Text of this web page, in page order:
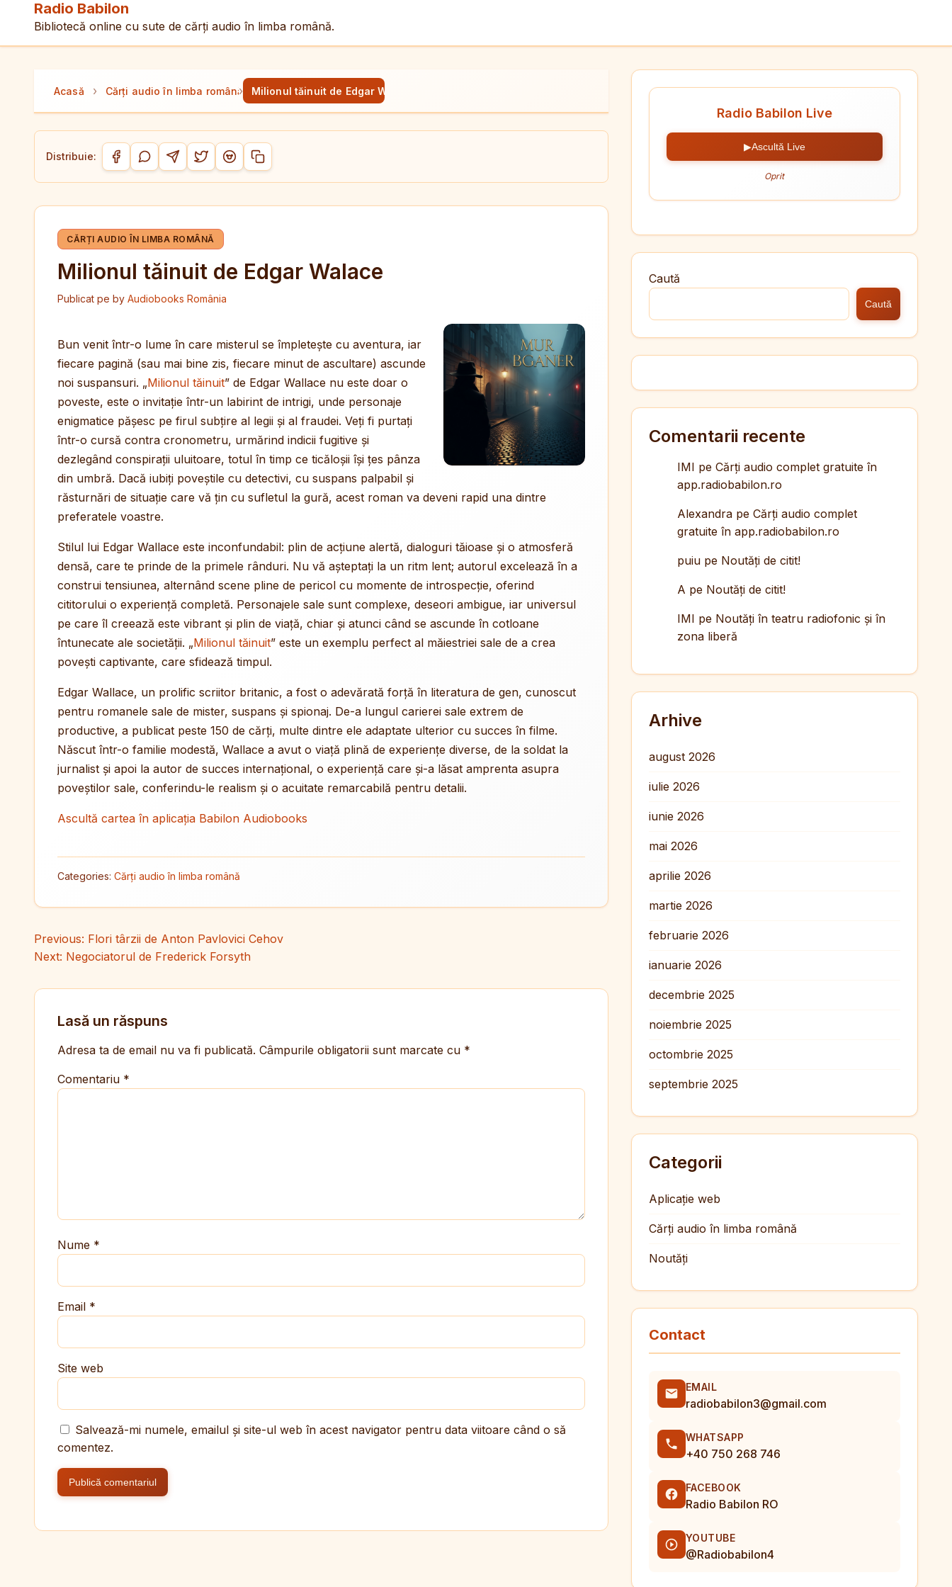
Radio Babilon
Bibliotecă online cu sute de cărți audio în limba română.
Acasă › Cărți audio în limba română
› Milionul tăinuit de Edgar Walace
Distribuie:
Distribuie pe Facebook
Distribuie pe WhatsApp
Distribuie pe Telegram
Distribuie pe Twitter/X
Distribuie pe Reddit
Copiază link-ul
CĂRȚI AUDIO ÎN LIMBA ROMÂNĂ
Milionul tăinuit de Edgar Walace
Publicat pe by Audiobooks România
Bun venit într-o lume în care misterul se împletește cu aventura, iar
fiecare pagină (sau mai bine zis, fiecare minut de ascultare) ascunde
noi suspansuri. „Milionul tăinuit” de Edgar Wallace nu este doar o
poveste, este o invitație într-un labirint de intrigi, unde personaje
enigmatice pășesc pe firul subțire al legii și al fraudei. Veți fi purtați
într-o cursă contra cronometru, urmărind indicii fugitive și
dezlegând conspirații uluitoare, totul în timp ce ticăloșii își țes pânza
din umbră. Dacă iubiți poveștile cu detectivi, cu suspans palpabil și
răsturnări de situație care vă țin cu sufletul la gură, acest roman va deveni rapid una dintre
preferatele voastre.
Stilul lui Edgar Wallace este inconfundabil: plin de acțiune alertă, dialoguri tăioase și o atmosferă
densă, care te prinde de la primele rânduri. Nu vă așteptați la un ritm lent; autorul excelează în a
construi tensiunea, alternând scene pline de pericol cu momente de introspecție, oferind
cititorului o experiență completă. Personajele sale sunt complexe, deseori ambigue, iar universul
pe care îl creează este vibrant și plin de viață, chiar și atunci când se ascunde în cotloane
întunecate ale societății. „Milionul tăinuit” este un exemplu perfect al măiestriei sale de a crea
povești captivante, care sfidează timpul.
Edgar Wallace, un prolific scriitor britanic, a fost o adevărată forță în literatura de gen, cunoscut
pentru romanele sale de mister, suspans și spionaj. De-a lungul carierei sale extrem de
productive, a publicat peste 150 de cărți, multe dintre ele adaptate ulterior cu succes în filme.
Născut într-o familie modestă, Wallace a avut o viață plină de experiențe diverse, de la soldat la
jurnalist și apoi la autor de succes internațional, o experiență care și-a lăsat amprenta asupra
poveștilor sale, conferindu-le realism și o acuitate remarcabilă pentru detalii.
Ascultă cartea în aplicația Babilon Audiobooks
Categories: Cărți audio în limba română
Navigare în articole
Previous: Flori târzii de Anton Pavlovici Cehov
Next: Negociatorul de Frederick Forsyth
Lasă un răspuns
Adresa ta de email nu va fi publicată. Câmpurile obligatorii sunt marcate cu *
Comentariu *
Nume *
Email *
Site web
Salvează-mi numele, emailul și site-ul web în acest navigator pentru data viitoare când o să
comentez.
Radio Babilon Live
▶Ascultă Live
Oprit
Caută
Caută
Comentarii recente
IMI pe Cărți audio complet gratuite în
app.radiobabilon.ro
Alexandrape Cărți audio complet
gratuite în app.radiobabilon.ro
puiupe Noutăți de citit!
A pe Noutăți de citit!
IMI pe Noutăți în teatru radiofonic și în
zona liberă
Arhive
august 2026
iulie 2026
iunie 2026
mai 2026
aprilie 2026
martie 2026
februarie 2026
ianuarie 2026
decembrie 2025
noiembrie 2025
octombrie 2025
septembrie 2025
Categorii
Aplicație web
Cărți audio în limba română
Noutăți
Contact
EMAIL
radiobabilon3@gmail.com
WHATSAPP
+40 750 268 746
FACEBOOK
Radio Babilon RO
YOUTUBE
@Radiobabilon4